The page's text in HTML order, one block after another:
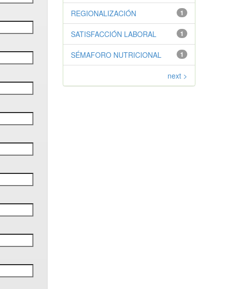
1
REGIONALIZACIÓN
1
SATISFACCIÓN LABORAL
1
SÉMAFORO NUTRICIONAL
next >